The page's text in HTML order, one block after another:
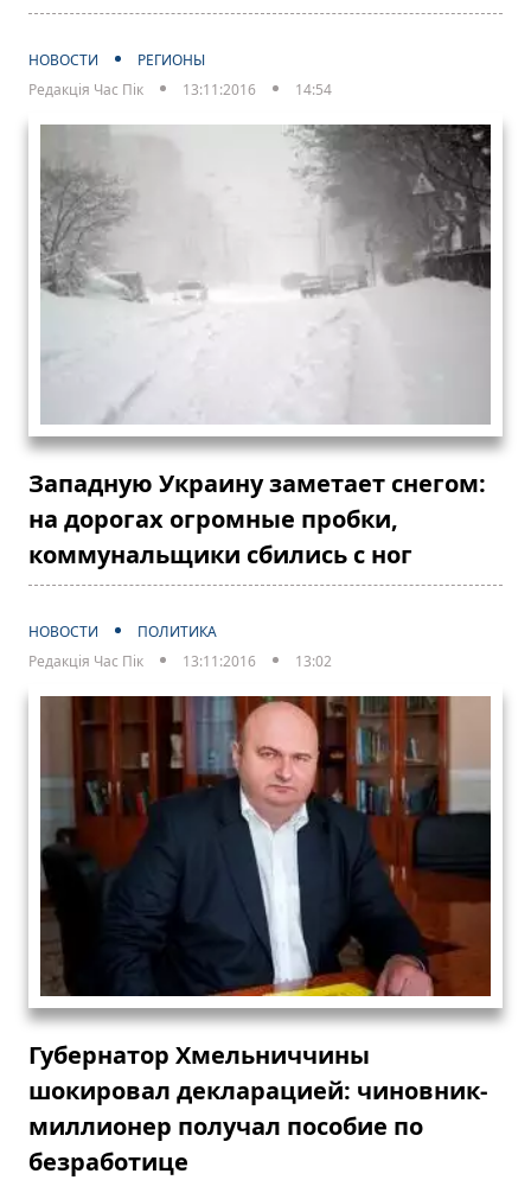
НОВОСТИ
РЕГИОНЫ
Редакція Час Пік
13:11:2016 14:54
Западную Украину заметает снегом:
на дорогах огромные пробки,
коммунальщики сбились с ног
НОВОСТИ
ПОЛИТИКА
Редакція Час Пік
13:11:2016 13:02
Губернатор Хмельниччины
шокировал декларацией: чиновник-
миллионер получал пособие по
безработице